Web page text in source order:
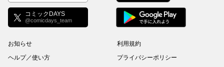
コミックDAYS
@comicdays_team
お知らせ
ヘルプ／使い方
利用規約
プライバシーポリシー